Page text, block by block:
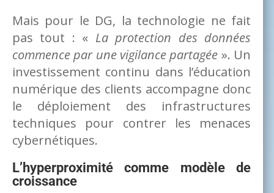
Mais pour le DG, la technologie ne fait
pas tout : « La protection des données
commence par une vigilance partagée ». Un
investissement continu dans l’éducation
numérique des clients accompagne donc
le déploiement des infrastructures
techniques pour contrer les menaces
cybernétiques.
L’hyperproximité comme modèle de
croissance